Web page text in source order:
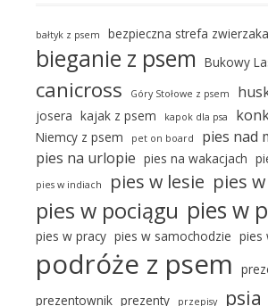
bałtyk z psem bezpieczna strefa zwierzaka
bieganie z psem Bukowy
canicross Góry Stołowe z psem
josera kajak z psem kapok dla psa
Niemcy z psem pet on board
pies nad
pies na urlopie pies na wakacjach
pies w indiach pies w lesie pies
pies w pociągu pies w
pies w pracy pies w samochodzie pies
podróże z psem
prezentownik prezenty przepisy psia